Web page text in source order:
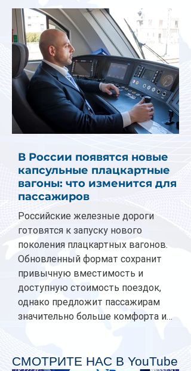
В России появятся новые
капсульные плацкартные
вагоны: что изменится для
пассажиров
Российские железные дороги
готовятся к запуску нового
поколения плацкартных вагонов.
Обновленный формат сохранит
привычную вместимость и
доступную стоимость поездок,
однако предложит пассажирам
значительно больше комфорта и
планируется начать в 2027 году.
СМОТРИТЕ НАС В YouTube